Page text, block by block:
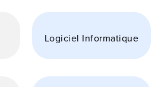
Logiciel Informatique